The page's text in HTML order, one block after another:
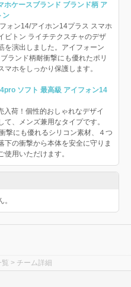
ホケースブランド ブランド柄 ア
ン
ォン14/アイホン14プラス スマホ
ビトン ライチテクスチャのデザ
を演出しました。アイフォーン
ランド柄耐衝撃にも優れたポリ
ホをしっかり保護します。
ソフト 最高級 アイフォン14
荷！個性的おしゃれなデザイ
、メンズ兼用なタイプです。
撃にも優れるシリコン素材、４つ
下の衝撃から本体を安全に守りま
用いただけます。
覧 > チーム詳細